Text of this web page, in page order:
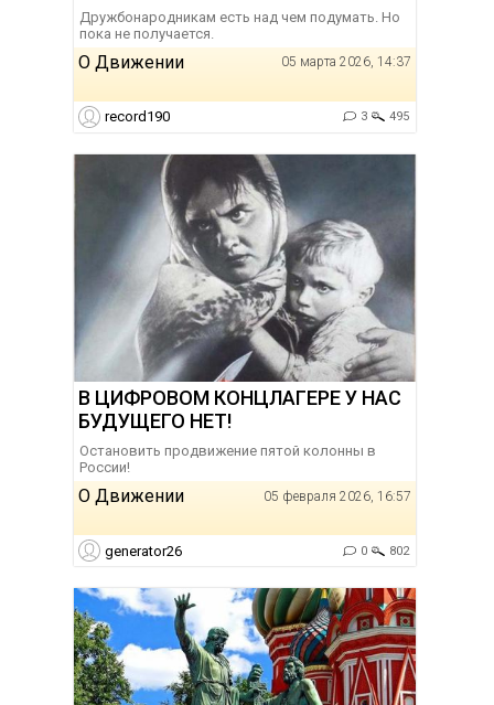
Дружбонародникам есть над чем подумать. Но
пока не получается.
О Движении 05 марта 2026, 14:37
record190 3 495
В ЦИФРОВОМ КОНЦЛАГЕРЕ У НАС
БУДУЩЕГО НЕТ!
Остановить продвижение пятой колонны в
России!
О Движении 05 февраля 2026, 16:57
generator26 0 802